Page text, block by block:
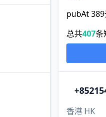
pubAt
总共407条
+852
香港 HK